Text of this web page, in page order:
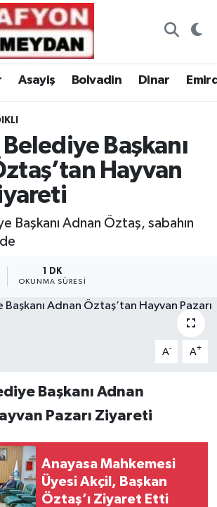
Asayiş Bolvadin Dinar
Belediye Başkanı
Hayvan
Başkanı Adnan Öztaş, sabahın
1 DK
OKUNMA SÜRESI
A- A+
Başkanı Adnan
Pazarı Ziyareti
Anayasa Mahkemesi
Üyesi Akçil, Başkan
Öztaş’ı Ziyaret Etti
Durumu ve Fikstür
Haberleri